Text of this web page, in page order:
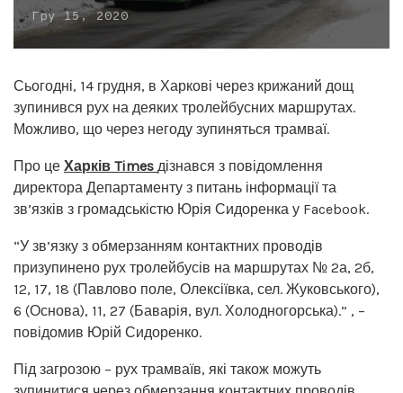
Гру 15, 2020
Сьогодні, 14 грудня, в Харкові через крижаний дощ
зупинився рух на деяких тролейбусних маршрутах.
Можливо, що через негоду зупиняться трамваї.
Про це Харків Times дізнався з повідомлення
директора Департаменту з питань інформації та
зв’язків з громадськістю Юрія Сидоренка у Facebook.
“У зв’язку з обмерзанням контактних проводів
призупинено рух тролейбусів на маршрутах № 2а, 2б,
12, 17, 18 (Павлово поле, Олексіївка, сел. Жуковського),
6 (Основа), 11, 27 (Баварія, вул. Холодногорська).” , –
повідомив Юрій Сидоренко.
Під загрозою – рух трамваїв, які також можуть